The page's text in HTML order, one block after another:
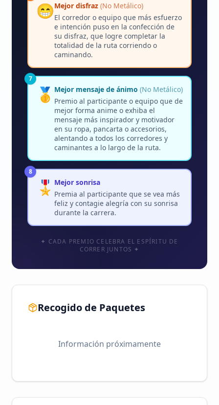
😁Mejor disfraz (No Metálico)
El corredor o equipo que más esfuerzo
e intención puso en la confección de
su disfraz, que logre completar la
totalidad de la ruta corriendo o
caminando.
7
🥇 Mejor mensaje de ánimo (No Metálico)
Premio al participante o equipo que de
mejor forma anime o exhiba el
mensaje más inspirador y motivador
en su ropa, pancarta o accesorios,
alentando a todos los corredores y
caminantes a lo largo de la ruta.
8
🎖️ Mejor sonrisa
Premia al participante que se vea más
feliz y contagie alegría con su sonrisa
durante la carrera.
✦ CADA PREMIO CELEBRA EL ESPÍRITU DE
CORRER JUNTOS ✦
Recogido de Paquetes
Información próximamente